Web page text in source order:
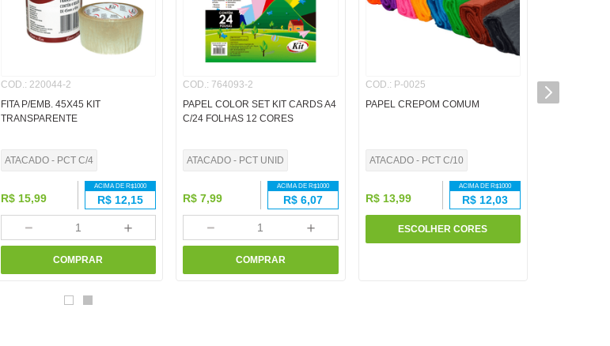
COD.: 220044-2
FITA P/EMB. 45X45 KIT
TRANSPARENTE
ATACADO - PCT C/4
R$ 15,99
ACIMA DE R$1000
R$ 12,15
＋
－
COMPRAR
COD.: 764093-2
PAPEL COLOR SET KIT CARDS A4
C/24 FOLHAS 12 CORES
ATACADO - PCT UNID
R$ 7,99
ACIMA DE R$1000
R$ 6,07
＋
－
COMPRAR
COD.: P-0025
PAPEL CREPOM COMUM
ATACADO - PCT C/10
R$ 13,99
ACIMA DE R$1000
R$ 12,03
ESCOLHER CORES